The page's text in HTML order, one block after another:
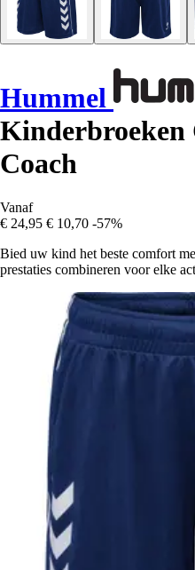
Hummel
Kinderbroeken
Coach
Vanaf
€ 24,95 € 10,70 -57%
Bied uw kind het beste comfort
prestaties combineren voor elke